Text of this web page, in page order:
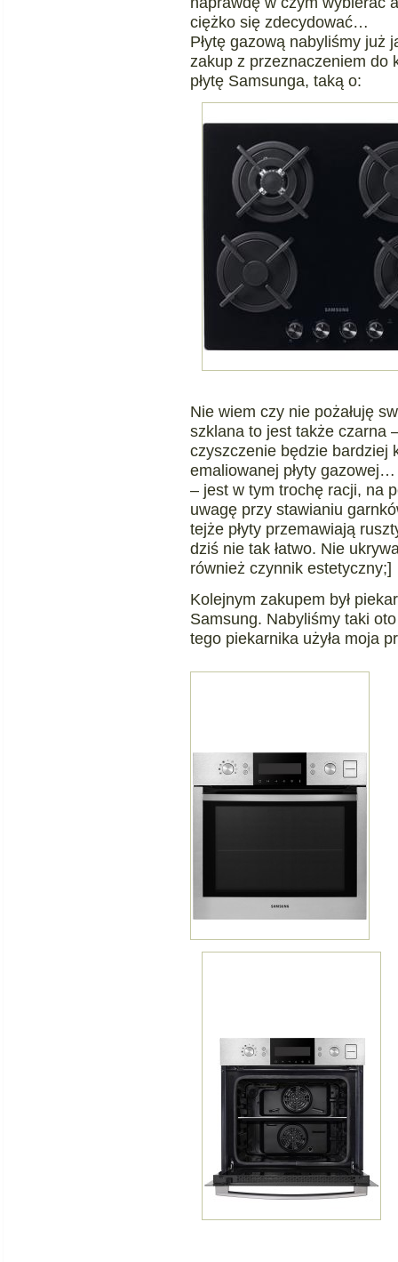
ciężko się zdecydować…
Płytę gazową nabyliśmy już
zakup z przeznaczeniem do
płytę Samsunga, taką o:
Nie wiem czy nie pożałuję
szklana to jest także czarna
czyszczenie będzie bardziej
emaliowanej płyty
– jest w tym trochę racji, na
uwagę przy stawianiu
tejże płyty przemawiają
dziś nie tak łatwo. Nie
również czynnik estetyczny;]
Kolejnym zakupem był
Samsung. Nabyliśmy taki
tego piekarnika użyła moja